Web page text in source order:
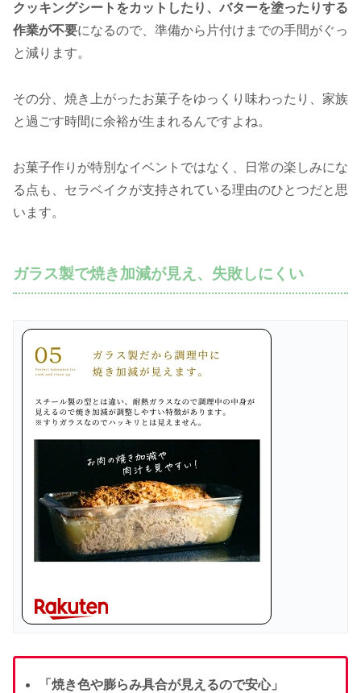
クッキングシートをカットしたり、バターを塗ったりする
作業が不要になるので、準備から片付けまでの手間がぐっ
と減ります。
その分、焼き上がったお菓子をゆっくり味わったり、家族
と過ごす時間に余裕が生まれるんですよね。
お菓子作りが特別なイベントではなく、日常の楽しみにな
る点も、セラベイクが支持されている理由のひとつだと思
います。
ガラス製で焼き加減が見え、失敗しにくい
「焼き色や膨らみ具合が見えるので安心」